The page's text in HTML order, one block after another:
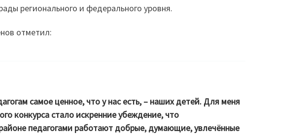
регионального и федерального уровня.
отметил:
самое ценное, что у нас есть, – наших детей. Для меня
конкурса стало искренние убеждение, что
педагогами работают добрые, думающие, увлечённые